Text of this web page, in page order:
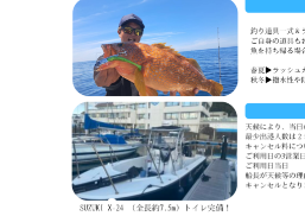
オーナー専用ログイン